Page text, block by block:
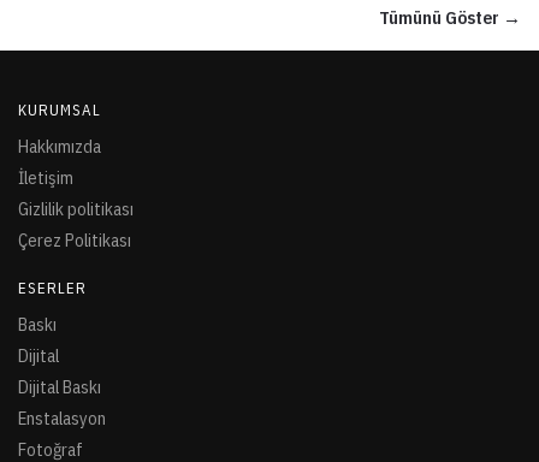
Tümünü Göster →
KURUMSAL
Hakkımızda
İletişim
Gizlilik politikası
Çerez Politikası
ESERLER
Baskı
Dijital
Dijital Baskı
Enstalasyon
Fotoğraf